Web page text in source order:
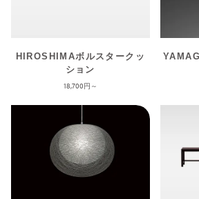
HIROSHIMAボルスタークッ
ション
18,700